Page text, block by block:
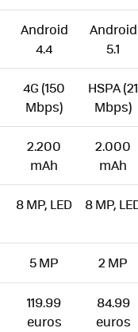
Android
4.4
Android
5.1
4G (150
Mbps)
HSPA (21
Mbps)
2.200
mAh
2.000
mAh
8 MP, LED 8 MP,
5 MP 2 MP
119.99
euros
84.99
euros